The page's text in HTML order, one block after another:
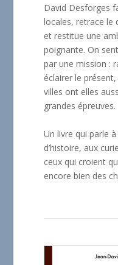
David Desforges
locales, retrace le
et restitue une
poignante. On
par une mission :
éclairer le
villes ont elles
grandes épreuves.
Un livre qui parle
d’histoire, aux
ceux qui croient
encore bien des